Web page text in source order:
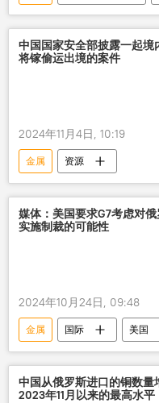
产品
稀土金属
评论
中国国家安全部披露一起境
将镓偷运出境的案件
2024年11月4日, 10:19
金属 资源
媒体：美国要求G7考虑对
实施制裁的可能性
2024年10月24日, 09:48
金属 国际 美国
对俄制裁
中国从俄罗斯进口的铜数量
2023年11月以来的最高水平